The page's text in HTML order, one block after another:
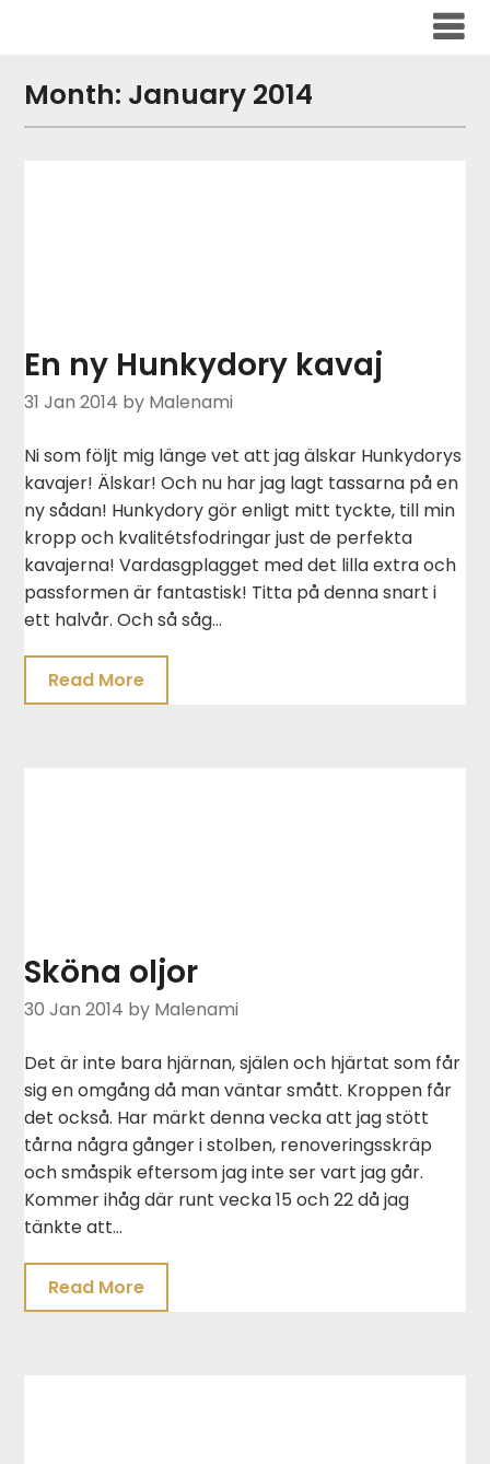
Month: January 2014
En ny Hunkydory kavaj
31 Jan 2014 by Malenami
Ni som följt mig länge vet att jag älskar Hunkydorys
kavajer! Älskar! Och nu har jag lagt tassarna på en
ny sådan! Hunkydory gör enligt mitt tyckte, till min
kropp och kvalitétsfodringar just de perfekta
kavajerna! Vardasgplagget med det lilla extra och
passformen är fantastisk! Titta på denna snart i
ett halvår. Och så såg…
Read More
Sköna oljor
30 Jan 2014 by Malenami
Det är inte bara hjärnan, själen och hjärtat som får
sig en omgång då man väntar smått. Kroppen får
det också. Har märkt denna vecka att jag stött
tårna några gånger i stolben, renoveringsskräp
och småspik eftersom jag inte ser vart jag går.
Kommer ihåg där runt vecka 15 och 22 då jag
tänkte att…
Read More